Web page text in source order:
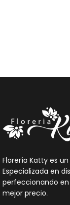
Florería Katty es
Especializada en
perfeccionando
mejor precio.